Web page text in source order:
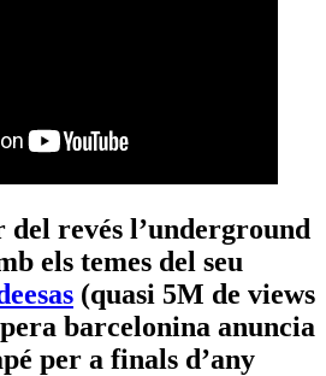
del revés l’underground
els temes del seu
(quasi 5M de views
barcelonina anuncia
per a finals d’any